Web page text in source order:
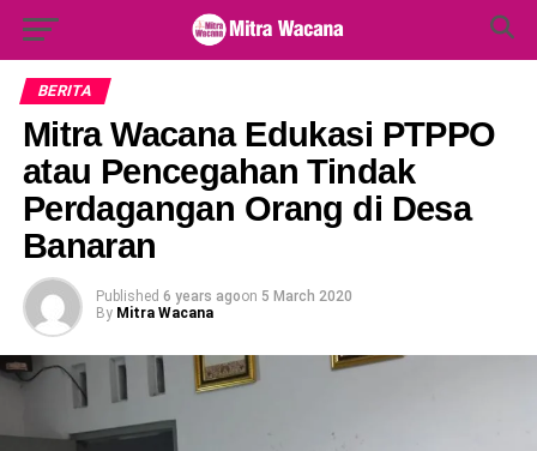
for:
BERITA
Mitra Wacana Edukasi PTPPO
atau Pencegahan Tindak
Perdagangan Orang di Desa
Banaran
Published 6 years agoon 5 March 2020
By Mitra Wacana